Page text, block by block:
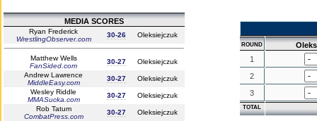
MEDIA SCORES
Ryan Frederick
WrestlingObserver.com
30-26 Oleksiejczuk
Matthew Wells
FanSided.com
30-27
Oleksiejczuk
Andrew Lawrence
MiddleEasy.com
30-27
Oleksiejczuk
Wesley Riddle
MMASucka.com
30-27
Oleksiejczuk
Rob Tatum
CombatPress.com
30-27
Oleksiejczuk
ROUND
1
2
3
TOTAL